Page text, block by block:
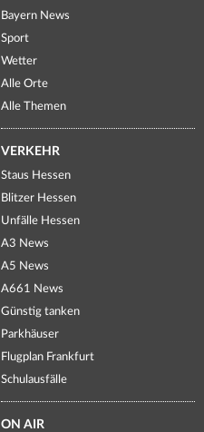
Bayern News
Sport
Wetter
Alle Orte
Alle Themen
VERKEHR
Staus Hessen
Blitzer Hessen
Unfälle Hessen
A3 News
A5 News
A661 News
Günstig tanken
Parkhäuser
Flugplan Frankfurt
Schulausfälle
ON AIR